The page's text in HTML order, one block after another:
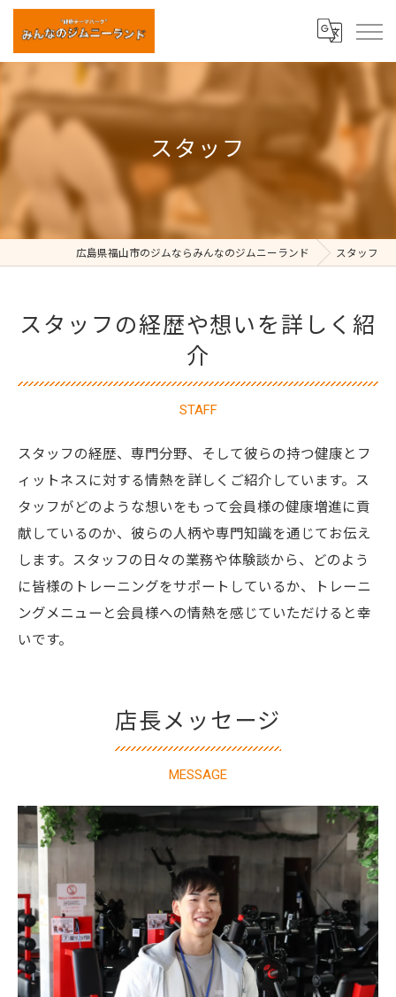
スタッフ
広島県福山市のジムならみんなのジムニーランド スタッフ
スタッフの経歴や想いを詳しく紹
介
STAFF
スタッフの経歴、専門分野、そして彼らの持つ健康とフ
ィットネスに対する情熱を詳しくご紹介しています。ス
タッフがどのような想いをもって会員様の健康増進に貢
献しているのか、彼らの人柄や専門知識を通じてお伝え
します。スタッフの日々の業務や体験談から、どのよう
に皆様のトレーニングをサポートしているか、トレーニ
ングメニューと会員様への情熱を感じていただけると幸
いです。
店長メッセージ
MESSAGE